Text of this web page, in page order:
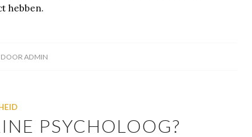
hebben.
DOORADMIN
PSYCHOLOOG?